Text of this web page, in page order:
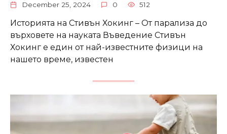
December 25, 2024 0 512
Историята на Стивън Хокинг – От парализа до
върховете на науката Въведение Стивън
Хокинг е един от най-известните физици на
нашето време, известен